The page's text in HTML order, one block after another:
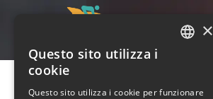
×
Questo sito utilizza i
cookie
Questo sito utilizza i cookie per funzionare